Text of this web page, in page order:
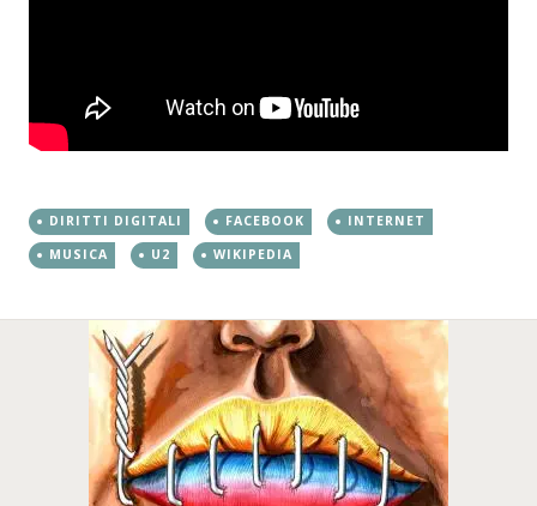
DIRITTI DIGITALI FACEBOOK
INTERNET
MUSICA
U2 WIKIPEDIA